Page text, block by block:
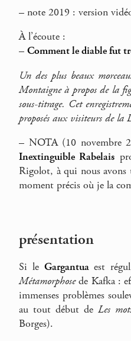
– note 2019 : version
À l’écoute :
– Comment le diable fut
Un des plus beaux
Montaigne à propos de la
sous-titrage. Cet
proposés aux visiteurs de la
– NOTA (10 novembre
Inextinguible Rabelais
Rigolot, à qui nous avons
moment précis où je la
présentation
Si le Gargantuaest
Métamorphosede Kafka :
immenses problèmes
au tout début de Les
Borges).